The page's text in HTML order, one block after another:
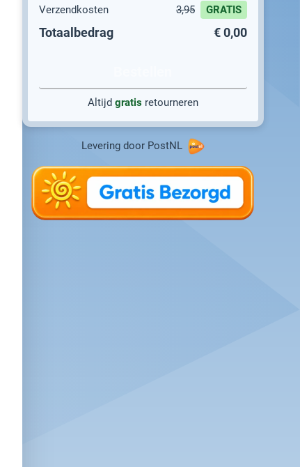
Verzendkosten
3,95 GRATIS
Totaalbedrag € 0,00
Altijd gratisretourneren
Levering door PostNL